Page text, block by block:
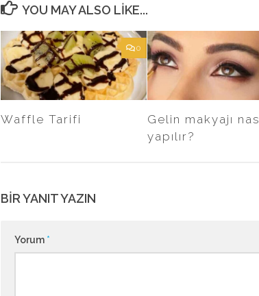
YOU MAY ALSO LIKE...
0
Waffle Tarifi
Gelin makyajı
yapılır?
BIR YANIT YAZIN
Yorum *